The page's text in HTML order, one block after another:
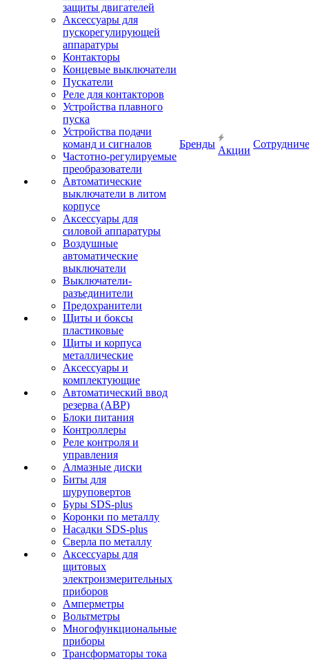
защиты двигателей
Аксессуары для
пускорегулирующей
аппаратуры
Контакторы
Концевые выключатели
Пускатели
Реле для контакторов
Устройства плавного
пуска
Устройства подачи
команд и сигналов
Частотно-регулируемые
преобразователи
Автоматические
выключатели в литом
корпусе
Аксессуары для
силовой аппаратуры
Воздушные
автоматические
выключатели
Выключатели-
разъединители
Предохранители
Щиты и боксы
пластиковые
Щиты и корпуса
металлические
Аксессуары и
комплектующие
Автоматический ввод
резерва (АВР)
Блоки питания
Контроллеры
Реле контроля и
управления
Алмазные диски
Биты для
шуруповертов
Буры SDS-plus
Коронки по металлу
Насадки SDS-plus
Сверла по металлу
Аксессуары для
щитовых
электроизмерительных
приборов
Амперметры
Вольтметры
Многофункциональные
приборы
Трансформаторы тока
Бренды
Акции